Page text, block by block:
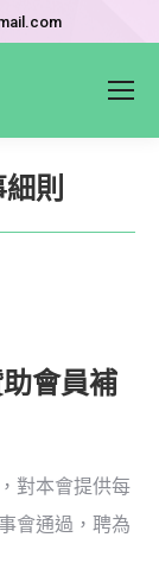
則
會員補
對本會提供每
會通過，聘為